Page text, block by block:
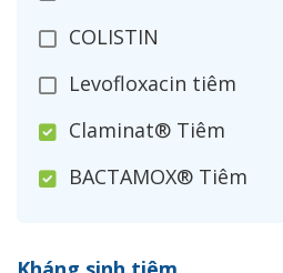
COLISTIN
Levofloxacin tiêm
Claminat® Tiêm
BACTAMOX® Tiêm